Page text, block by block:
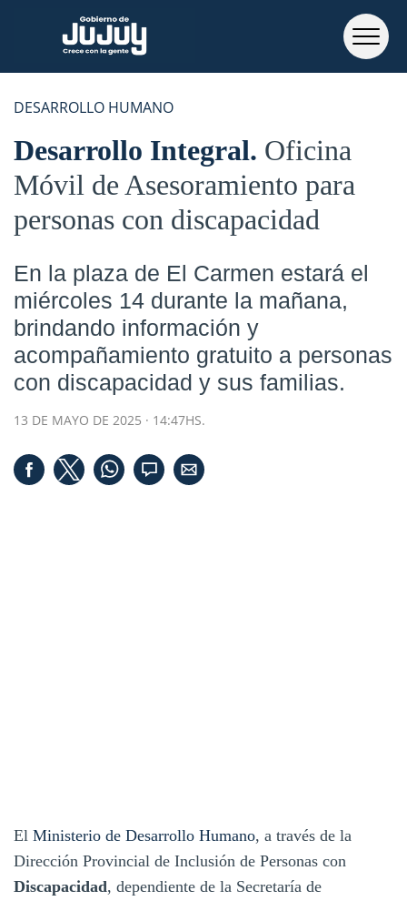
DESARROLLO HUMANO
Desarrollo Integral Oficina
Móvil de Asesoramiento para
personas con discapacidad
En la plaza de El Carmen estará el
miércoles 14 durante la mañana,
brindando información y
acompañamiento gratuito a personas
con discapacidad y sus familias.
13 DE MAYO DE 2025 · 14:47HS.
El Ministerio de Desarrollo Humano, a través de la
Dirección Provincial de Inclusión de Personas con
Discapacidad, dependiente de la Secretaría de